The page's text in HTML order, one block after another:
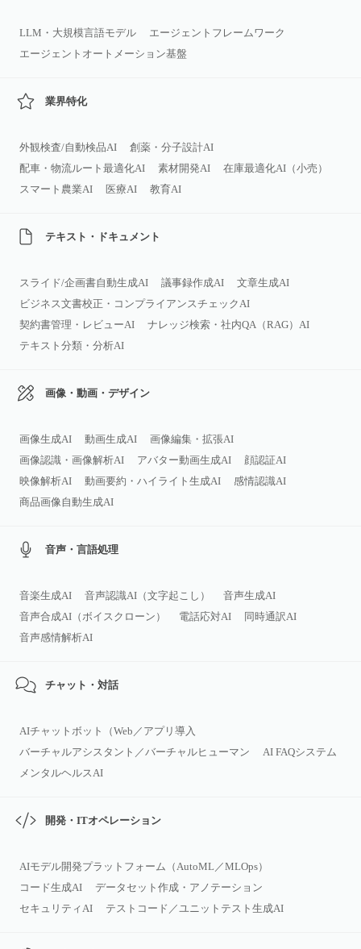
LLM・大規模言語モデル
エージェントフレームワーク
エージェントオートメーション基盤
業界特化
外観検査/自動検品AI
創薬・分子設計AI
配車・物流ルート最適化AI
素材開発AI
在庫最適化AI（小売）
スマート農業AI
医療AI 教育AI
テキスト・ドキュメント
スライド/企画書自動生成AI 議事録作成AI
文章生成AI
ビジネス文書校正・コンプライアンスチェックAI
契約書管理・レビューAI
ナレッジ検索・社内QA（RAG）AI
テキスト分類・分析AI
画像・動画・デザイン
画像生成AI 動画生成AI
画像編集・拡張AI
画像認識・画像解析AI
アバター動画生成AI
顔認証AI
映像解析AI
動画要約・ハイライト生成AI
感情認識AI
商品画像自動生成AI
音声・言語処理
音楽生成AI 音声認識AI（文字起こし）
音声生成AI
音声合成AI（ボイスクローン）
電話応対AI
同時通訳AI
音声感情解析AI
チャット・対話
AIチャットボット（Web／アプリ導入
バーチャルアシスタント／バーチャルヒューマン
AI FAQシステム
メンタルヘルスAI
開発・ITオペレーション
AIモデル開発プラットフォーム（AutoML／MLOps）
コード生成AI
データセット作成・アノテーション
セキュリティAI
テストコード／ユニットテスト生成AI